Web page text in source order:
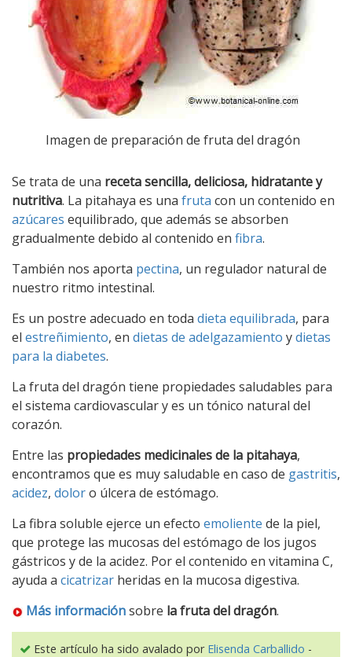
Imagen de preparación de fruta del dragón
Se trata de una receta sencilla, deliciosa, hidratante y
nutritiva. La pitahaya es una fruta con un contenido en
azúcares equilibrado, que además se absorben
gradualmente debido al contenido en fibra.
También nos aporta pectina, un regulador natural de
nuestro ritmo intestinal.
Es un postre adecuado en toda dieta equilibrada, para
el estreñimiento, en dietas de adelgazamiento ydietas
para la diabetes.
La fruta del dragón tiene propiedades saludables para
el sistema cardiovascular y es un tónico natural del
corazón.
Entre las propiedades medicinales de la pitahaya,
encontramos que es muy saludable en caso de gastritis,
acidez, doloro úlcera de estómago.
La fibra soluble ejerce un efecto emoliente de la piel,
que protege las mucosas del estómago de los jugos
gástricos y de la acidez. Por el contenido en vitamina C,
ayuda a cicatrizar heridas en la mucosa digestiva.
Más informaciónsobre la fruta del dragón.
Este artículo ha sido avalado por Elisenda Carballido -